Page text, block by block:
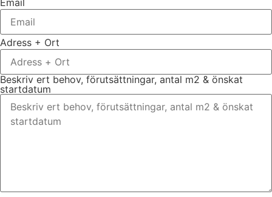
Email
Adress + Ort
Beskriv ert behov, förutsättningar, antal m2 & önskat
startdatum